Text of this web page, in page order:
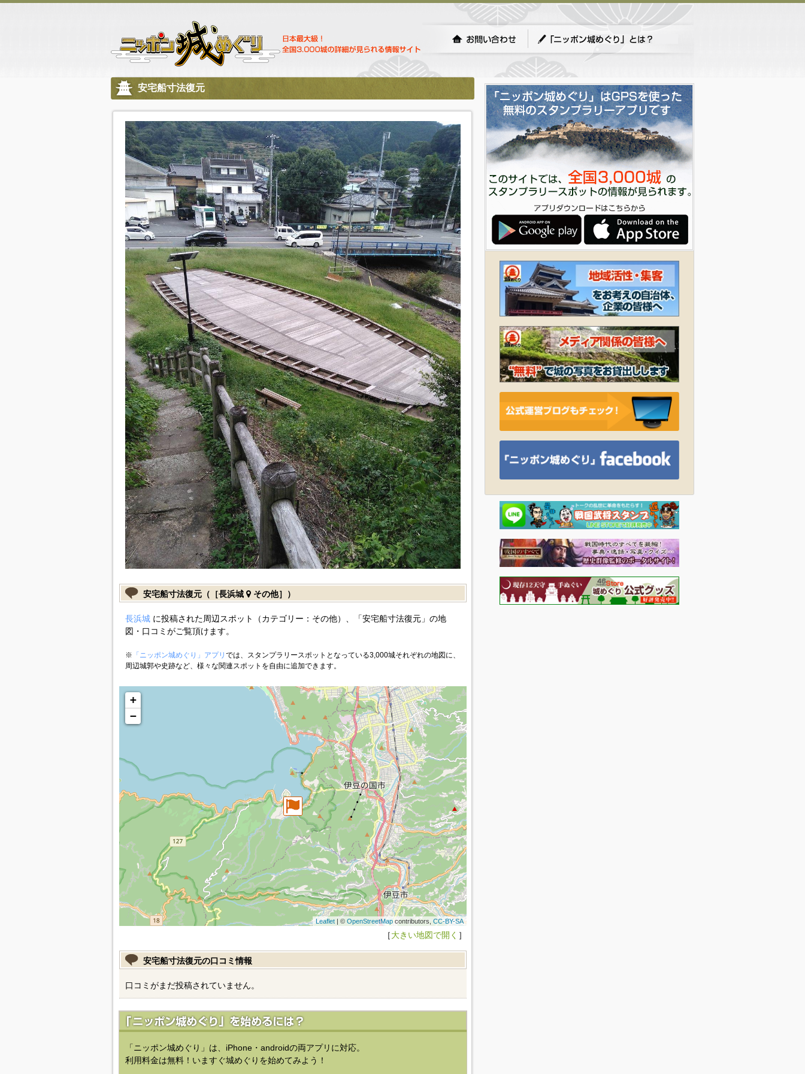
安宅船寸法復元
安宅船寸法復元（［長浜城 その他］）
長浜城に投稿された周辺スポット（カテゴリー：その他）、「安宅船寸法復元」の地
図・口コミがご覧頂けます。
※ 「ニッポン城めぐり」アプリ では、スタンプラリースポットとなっている3,000城それぞれの地図に、
周辺城郭や史跡など、様々な関連スポットを自由に追加できます。
+
−
Leaflet| © OpenStreetMapcontributors, CC-BY-SA
［大きい地図で開く ］
安宅船寸法復元の口コミ情報
口コミがまだ投稿されていません。
「ニッポン城めぐり」は、iPhone・androidの両アプリに対応。
利用料金は無料！いますぐ城めぐりを始めてみよう！